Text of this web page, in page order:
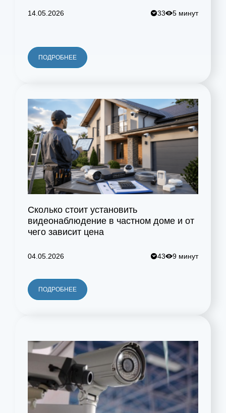
14.05.2026 33 5 минут
ПОДРОБНЕЕ
Сколько стоит установить
видеонаблюдение в частном доме и от
чего зависит цена
04.05.2026 43 9 минут
ПОДРОБНЕЕ